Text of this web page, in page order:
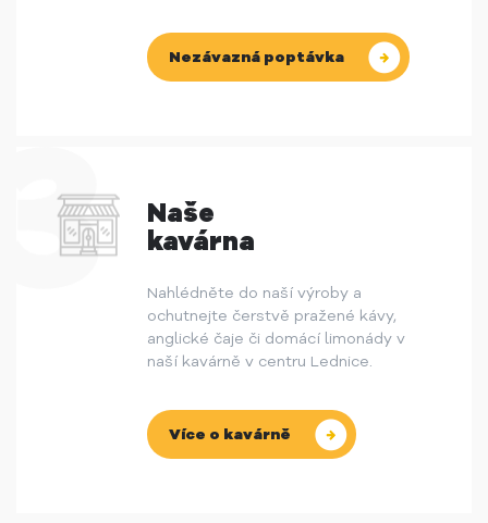
Nezávazná poptávka
Naše
kavárna
Nahlédněte do naší výroby a
ochutnejte čerstvě pražené kávy,
anglické čaje či domácí limonády v
naší kavárně v centru Lednice.
Více o kavárně